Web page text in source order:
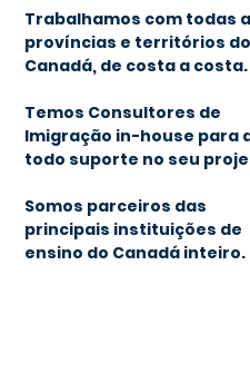
Trabalhamos com todas
províncias e territórios do
Canadá, de costa a costa.
Temos Consultores de
Imigração in-house para
todo suporte no seu
Somos parceiros das
principais instituições de
ensino do Canadá inteiro.